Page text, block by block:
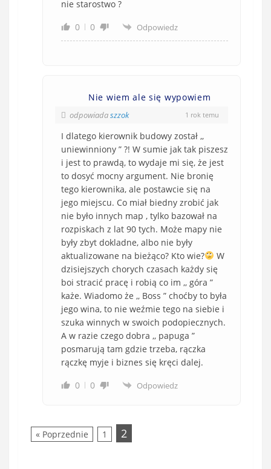
nie starostwo ?
0
0 Odpowiedz
Nie wiem ale się wypowiem
odpowiadaszzok 1 rok temu
I dlatego kierownik budowy został ,,
uniewinniony ” ?! W sumie jak tak piszesz
i jest to prawdą, to wydaje mi się, że jest
to dosyć mocny argument. Nie bronię
tego kierownika, ale postawcie się na
jego miejscu. Co miał biedny zrobić jak
nie było innych map , tylko bazował na
rozpiskach z lat 90 tych. Może mapy nie
były zbyt dokladne, albo nie były
aktualizowane na bieżąco? Kto wie?
W
dzisiejszych chorych czasach każdy się
boi stracić pracę i robią co im ,, góra ”
każe. Wiadomo że ,, Boss ” choćby to była
jego wina, to nie weźmie tego na siebie i
szuka winnych w swoich podopiecznych.
A w razie czego dobra ,, papuga ”
posmarują tam gdzie trzeba, rączka
rączkę myje i biznes się kręci dalej.
0
0 Odpowiedz
« Poprzednie 1 2